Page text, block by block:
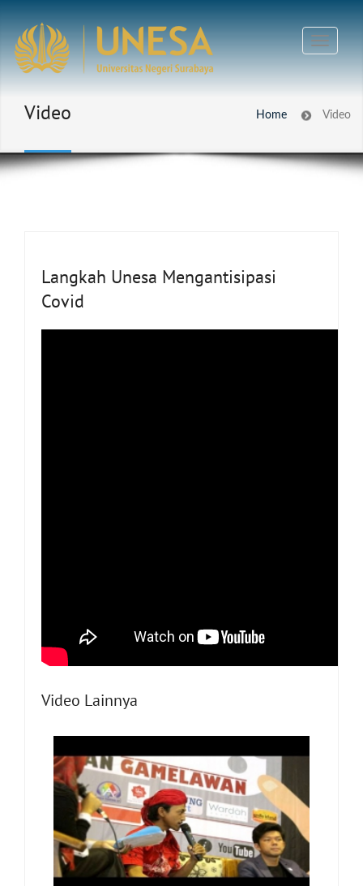
Video Home Video
Langkah Unesa Mengantisipasi
Covid
Video Lainnya